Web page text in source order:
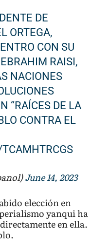
DE
ORTEGA,
CON SU
RAISI,
NACIONES
“RAÍCES DE LA
CONTRA EL
June 14, 2023
elección en
yanqui ha
en ella.